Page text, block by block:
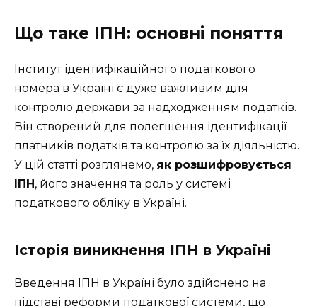
Що таке ІПН: основні поняття
Інститут ідентифікаційного податкового
номера в Україні є дуже важливим для
контролю держави за надходженням податків.
Він створений для полегшення ідентифікації
платників податків та контролю за їх діяльністю.
У цій статті розглянемо, як розшифровується
ІПН, його значення та роль у системі
податкового обліку в Україні.
Історія виникнення ІПН в Україні
Введення ІПН в Україні було здійснено на
підставі реформи податкової системи, що